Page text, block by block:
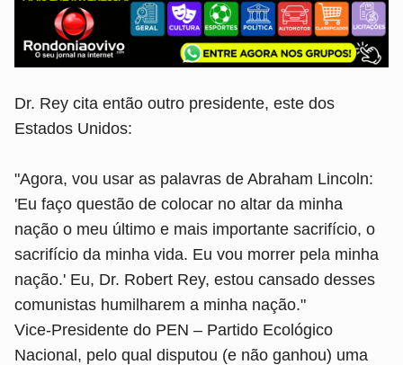
Dr. Rey cita então outro presidente, este dos
Estados Unidos:
"Agora, vou usar as palavras de Abraham Lincoln:
'Eu faço questão de colocar no altar da minha
nação o meu último e mais importante sacrifício, o
sacrifício da minha vida. Eu vou morrer pela minha
nação.' Eu, Dr. Robert Rey, estou cansado desses
comunistas humilharem a minha nação."
Vice-Presidente do PEN – Partido Ecológico
Nacional, pelo qual disputou (e não ganhou) uma